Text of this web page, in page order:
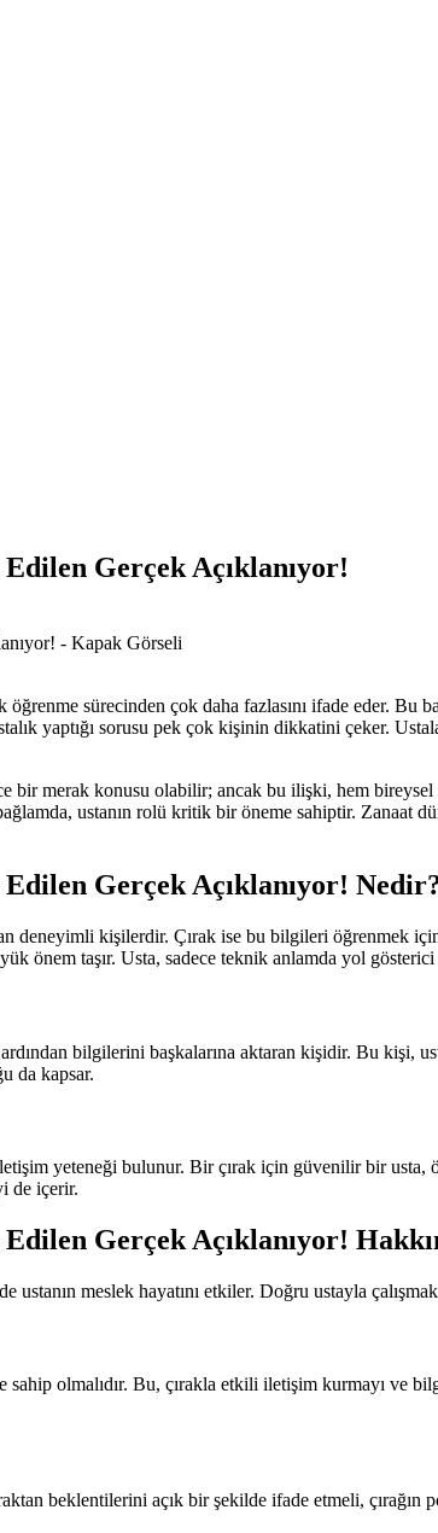
Gerçek Açıklanıyor!
sürecinden çok daha fazlasını ifade eder. Bu
yaptığı sorusu pek çok kişinin dikkatini çeker.
bir merak konusu olabilir; ancak bu ilişki, hem
ustanın rolü kritik bir öneme sahiptir.
Gerçek Açıklanıyor!
deneyimli kişilerdir. Çırak ise bu bilgileri öğrenmek
önem taşır. Usta, sadece teknik anlamda yol
bilgilerini başkalarına aktaran kişidir. Bu kişi,
da kapsar.
yeteneği bulunur. Bir çırak için güvenilir bir
de içerir.
Gerçek Açıklanıyor!
ustanın meslek hayatını etkiler. Doğru ustayla
sahip olmalıdır. Bu, çırakla etkili iletişim kurmayı ve
beklentilerini açık bir şekilde ifade etmeli, çırağın